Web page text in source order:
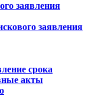
заявления
заявления
срока
акты